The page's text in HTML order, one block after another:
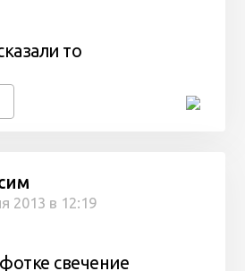
то
2013 в 12:19
свечение